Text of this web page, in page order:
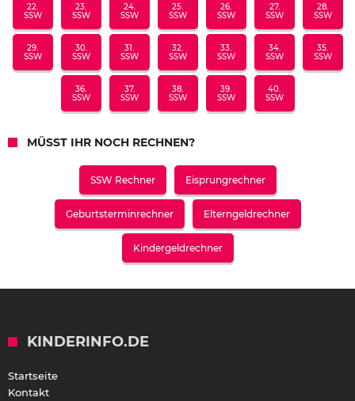
22.
SSW
23.
SSW
24.
SSW
25.
SSW
26.
SSW
27.
SSW
28.
SSW
29.
SSW
30.
SSW
31.
SSW
32.
SSW
33.
SSW
34.
SSW
35.
SSW
36.
SSW
37.
SSW
38.
SSW
39.
SSW
40.
SSW
MÜSST IHR NOCH RECHNEN?
SSW Rechner Eisprungrechner
Geburtsterminrechner Elterngeldrechner
Kindergeldrechner
KINDERINFO.DE
Startseite
Kontakt